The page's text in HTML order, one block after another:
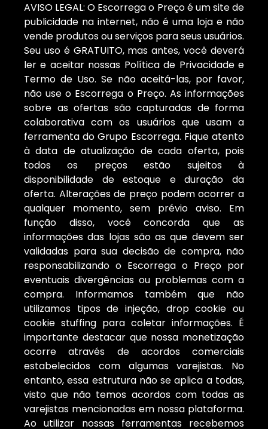
AVISO LEGAL: O Escorrega o Preço é um site de
publicidade na internet, não é uma loja e não
vende produtos ou serviços para seus usuários.
Seu uso é GRATUITO, mas antes, você deverá
ler e aceitar nossas Política de Privacidade e
Termo de Uso. Se não aceitá-las, por favor,
não use o Escorrega o Preço. As informações
sobre as ofertas são capturadas de forma
colaborativa com os usuários que usam a
ferramenta do Grupo Escorrega. Fique atento
à data de atualização de cada oferta, pois
todos os preços estão sujeitos à
disponibilidade de estoque e duração da
oferta. Alterações de preço podem ocorrer a
qualquer momento, sem prévio aviso. Em
função disso, você concorda que as
informações das lojas são as que devem ser
validadas para sua decisão de compra, não
responsabilizando o Escorrega o Preço por
eventuais divergências ou problemas com a
compra. Informamos também que não
utilizamos tipos de injeção, drop cookie ou
cookie stuffing para coletar informações. É
importante destacar que nossa monetização
ocorre através de acordos comerciais
estabelecidos com algumas varejistas. No
entanto, essa estrutura não se aplica a todas,
visto que não temos acordos com todas as
varejistas mencionadas em nossa plataforma.
Ao utilizar nossas ferramentas recebemos